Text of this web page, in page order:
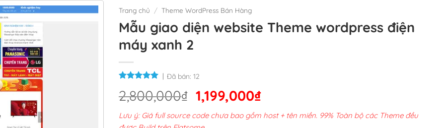
Trang chủ / Theme WordPress Bán Hàng
Mẫu giao diện website Theme wordpress điện
máy xanh 2
Đã bán: 12
2,800,000₫ Giá
gốc
là:
1,199,000₫Giá
hiện
tại
Lưu ý: Giá full source code chưa bao gồm host + tên miền. 99% Toàn bộ các Theme đều